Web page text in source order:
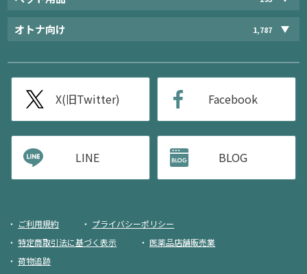
オトナ向け 1,787
X(旧Twitter) Facebook
LINE BLOG
ご利用規約
プライバシーポリシー
特定商取引法に基づく表示
医薬品店舗販売業
荷物追跡